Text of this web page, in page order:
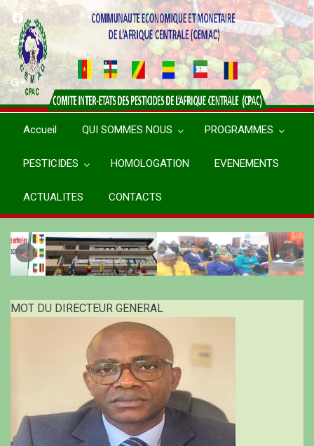
Aller
contenu
principal
Accueil QUI SOMMES NOUS PROGRAMMES
PESTICIDES HOMOLOGATION EVENEMENTS
ACTUALITES CONTACTS
MOT DU DIRECTEUR GENERAL